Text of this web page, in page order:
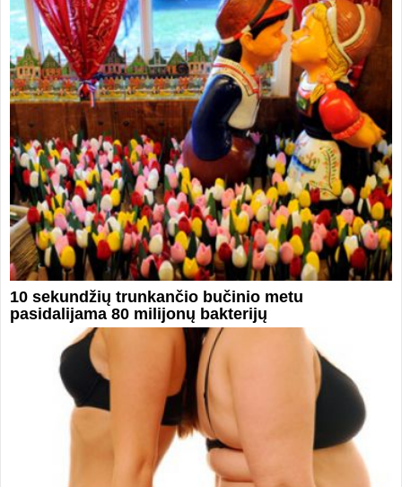
10 sekundžių trunkančio bučinio metu
pasidalijama 80 milijonų bakterijų